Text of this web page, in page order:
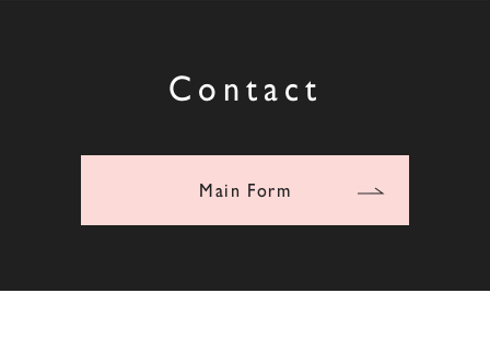
Contact
Main Form